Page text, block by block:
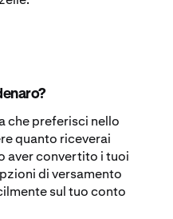
che preferisci nello
quanto riceverai
aver convertito i tuoi
di versamento
sul tuo conto